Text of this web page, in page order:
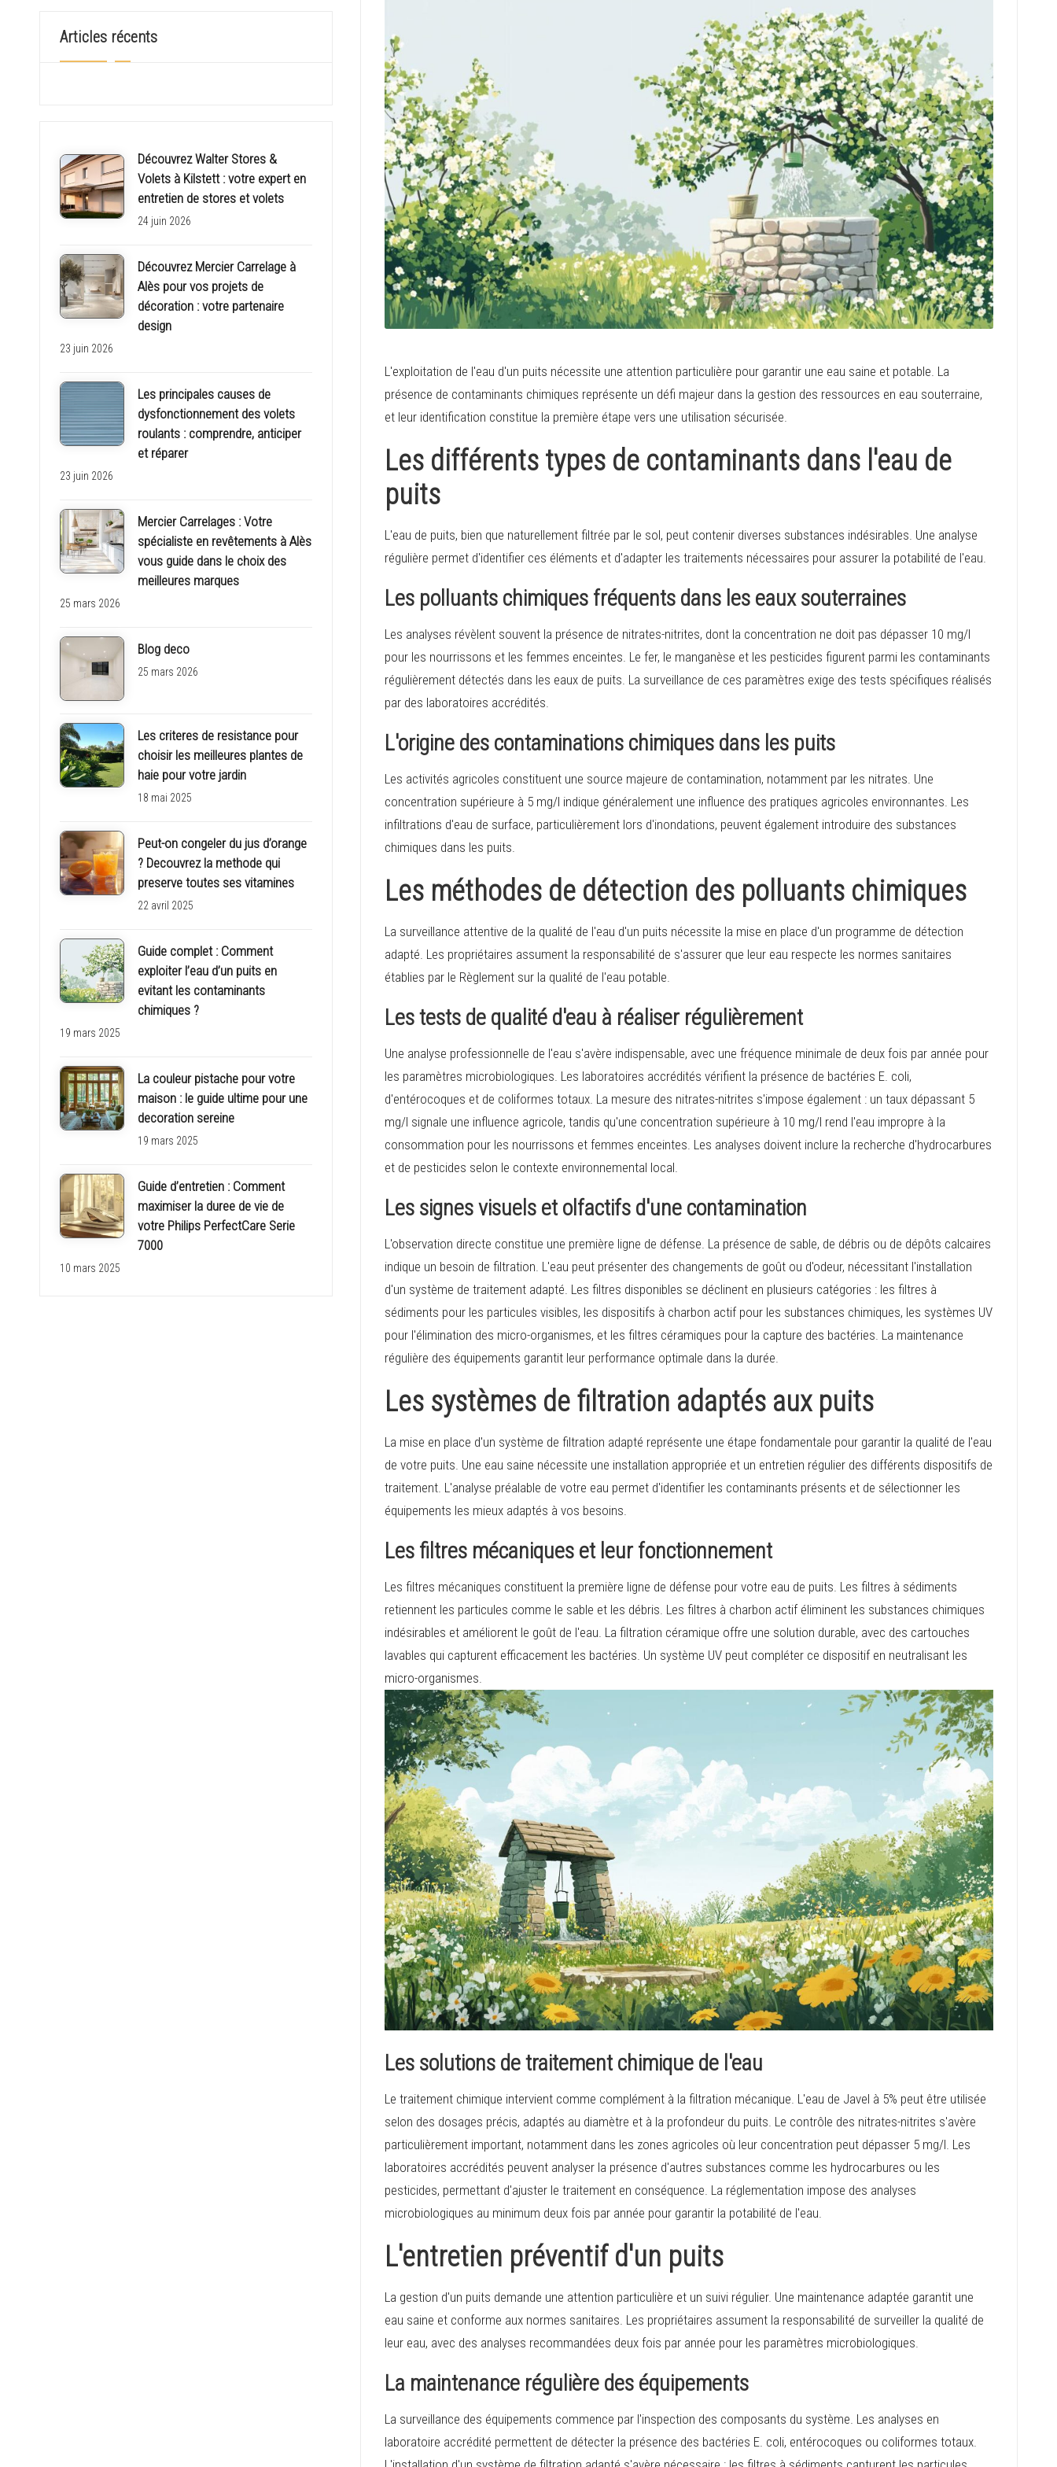
o
n
i
n
o
i
s
L'exploitation de l'eau d'un puits nécessite une attention particulière pour garantir une eau saine et potable. La
présence de contaminants chimiques représente un défi majeur dans la gestion des ressources en eau souterraine,
et leur identification constitue la première étape vers une utilisation sécurisée.
Les différents types de contaminants dans l'eau de
puits
L'eau de puits, bien que naturellement filtrée par le sol, peut contenir diverses substances indésirables. Une analyse
régulière permet d'identifier ces éléments et d'adapter les traitements nécessaires pour assurer la potabilité de l'eau.
Les polluants chimiques fréquents dans les eaux souterraines
Les analyses révèlent souvent la présence de nitrates-nitrites, dont la concentration ne doit pas dépasser 10 mg/l
pour les nourrissons et les femmes enceintes. Le fer, le manganèse et les pesticides figurent parmi les contaminants
régulièrement détectés dans les eaux de puits. La surveillance de ces paramètres exige des tests spécifiques réalisés
par des laboratoires accrédités.
L'origine des contaminations chimiques dans les puits
Les activités agricoles constituent une source majeure de contamination, notamment par les nitrates. Une
concentration supérieure à 5 mg/l indique généralement une influence des pratiques agricoles environnantes. Les
infiltrations d'eau de surface, particulièrement lors d'inondations, peuvent également introduire des substances
chimiques dans les puits.
Les méthodes de détection des polluants chimiques
La surveillance attentive de la qualité de l'eau d'un puits nécessite la mise en place d'un programme de détection
adapté. Les propriétaires assument la responsabilité de s'assurer que leur eau respecte les normes sanitaires
établies par le Règlement sur la qualité de l'eau potable.
Les tests de qualité d'eau à réaliser régulièrement
Une analyse professionnelle de l'eau s'avère indispensable, avec une fréquence minimale de deux fois par année pour
les paramètres microbiologiques. Les laboratoires accrédités vérifient la présence de bactéries E. coli,
d'entérocoques et de coliformes totaux. La mesure des nitrates-nitrites s'impose également : un taux dépassant 5
mg/l signale une influence agricole, tandis qu'une concentration supérieure à 10 mg/l rend l'eau impropre à la
consommation pour les nourrissons et femmes enceintes. Les analyses doivent inclure la recherche d'hydrocarbures
et de pesticides selon le contexte environnemental local.
Les signes visuels et olfactifs d'une contamination
L'observation directe constitue une première ligne de défense. La présence de sable, de débris ou de dépôts calcaires
indique un besoin de filtration. L'eau peut présenter des changements de goût ou d'odeur, nécessitant l'installation
d'un système de traitement adapté. Les filtres disponibles se déclinent en plusieurs catégories : les filtres à
sédiments pour les particules visibles, les dispositifs à charbon actif pour les substances chimiques, les systèmes UV
pour l'élimination des micro-organismes, et les filtres céramiques pour la capture des bactéries. La maintenance
régulière des équipements garantit leur performance optimale dans la durée.
Les systèmes de filtration adaptés aux puits
La mise en place d'un système de filtration adapté représente une étape fondamentale pour garantir la qualité de l'eau
de votre puits. Une eau saine nécessite une installation appropriée et un entretien régulier des différents dispositifs de
traitement. L'analyse préalable de votre eau permet d'identifier les contaminants présents et de sélectionner les
équipements les mieux adaptés à vos besoins.
Les filtres mécaniques et leur fonctionnement
Les filtres mécaniques constituent la première ligne de défense pour votre eau de puits. Les filtres à sédiments
retiennent les particules comme le sable et les débris. Les filtres à charbon actif éliminent les substances chimiques
indésirables et améliorent le goût de l'eau. La filtration céramique offre une solution durable, avec des cartouches
lavables qui capturent efficacement les bactéries. Un système UV peut compléter ce dispositif en neutralisant les
micro-organismes.
Les solutions de traitement chimique de l'eau
Le traitement chimique intervient comme complément à la filtration mécanique. L'eau de Javel à 5% peut être utilisée
selon des dosages précis, adaptés au diamètre et à la profondeur du puits. Le contrôle des nitrates-nitrites s'avère
particulièrement important, notamment dans les zones agricoles où leur concentration peut dépasser 5 mg/l. Les
laboratoires accrédités peuvent analyser la présence d'autres substances comme les hydrocarbures ou les
pesticides, permettant d'ajuster le traitement en conséquence. La réglementation impose des analyses
microbiologiques au minimum deux fois par année pour garantir la potabilité de l'eau.
L'entretien préventif d'un puits
La gestion d'un puits demande une attention particulière et un suivi régulier. Une maintenance adaptée garantit une
eau saine et conforme aux normes sanitaires. Les propriétaires assument la responsabilité de surveiller la qualité de
leur eau, avec des analyses recommandées deux fois par année pour les paramètres microbiologiques.
La maintenance régulière des équipements
La surveillance des équipements commence par l'inspection des composants du système. Les analyses en
laboratoire accrédité permettent de détecter la présence des bactéries E. coli, entérocoques ou coliformes totaux.
Articles récents
Découvrez Walter Stores &
Volets à Kilstett : votre expert en
entretien de stores et volets
24 juin 2026
Découvrez Mercier Carrelage à
Alès pour vos projets de
décoration : votre partenaire
design
23 juin 2026
Les principales causes de
dysfonctionnement des volets
roulants : comprendre, anticiper
et réparer
23 juin 2026
Mercier Carrelages : Votre
spécialiste en revêtements à Alès
vous guide dans le choix des
meilleures marques
25 mars 2026
Blog deco
25 mars 2026
Les criteres de resistance pour
choisir les meilleures plantes de
haie pour votre jardin
18 mai 2025
Peut-on congeler du jus d’orange
? Decouvrez la methode qui
preserve toutes ses vitamines
22 avril 2025
Guide complet : Comment
exploiter l’eau d’un puits en
evitant les contaminants
chimiques ?
19 mars 2025
La couleur pistache pour votre
maison : le guide ultime pour une
decoration sereine
19 mars 2025
Guide d’entretien : Comment
maximiser la duree de vie de
votre Philips PerfectCare Serie
7000
10 mars 2025